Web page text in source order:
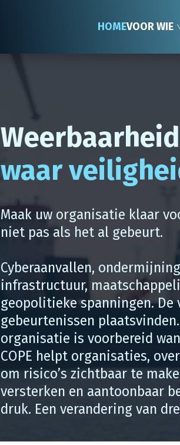
HOMEVOOR WIE
waar
Maak uw organisatie klaar
niet pas als het al gebeurt.
Cyberaanvallen,
infrastructuur,
geopolitieke spanningen. De
gebeurtenissen
organisatie is voorbereid
COPE helpt organisaties,
om risico’s zichtbaar te
versterken en aantoonbaar
druk. Een verandering van